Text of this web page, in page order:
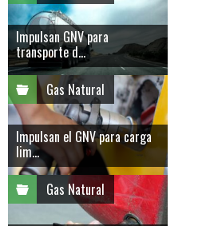
Impulsan GNV para
transporte d...
Gas Natural
Impulsan el GNV para carga
lim...
Gas Natural